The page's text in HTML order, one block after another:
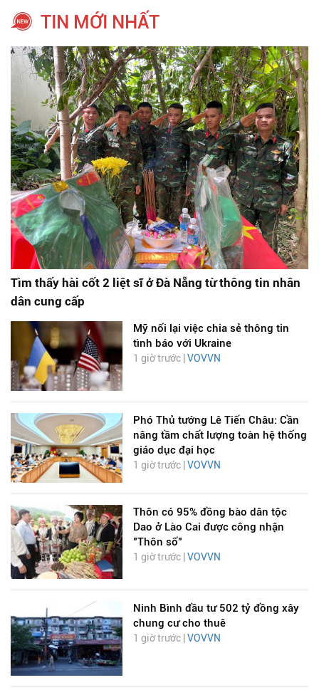
TIN MỚI NHẤT
Tìm thấy hài cốt 2 liệt sĩ ở Đà Nẵng từ thông tin nhân
dân cung cấp
Mỹ nối lại việc chia sẻ thông tin
tình báo với Ukraine
1 giờ trước | VOVVN
Phó Thủ tướng Lê Tiến Châu: Cần
nâng tầm chất lượng toàn hệ thống
giáo dục đại học
1 giờ trước | VOVVN
Thôn có 95% đồng bào dân tộc
Dao ở Lào Cai được công nhận
"Thôn số"
1 giờ trước | VOVVN
Ninh Bình đầu tư 502 tỷ đồng xây
chung cư cho thuê
1 giờ trước | VOVVN